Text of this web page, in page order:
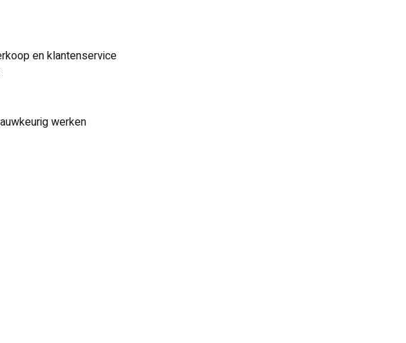
en klantenservice
werken